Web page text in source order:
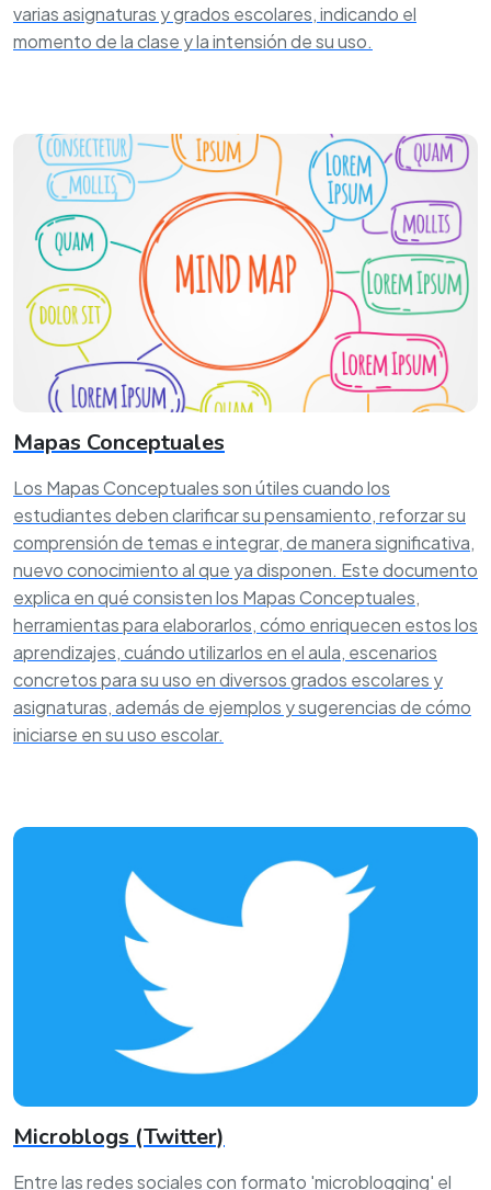
varias asignaturas y grados escolares, indicando el
momento de la clase y la intensión de su uso.
Mapas Conceptuales
Los Mapas Conceptuales son útiles cuando los
estudiantes deben clarificar su pensamiento, reforzar su
comprensión de temas e integrar, de manera significativa,
nuevo conocimiento al que ya disponen. Este documento
explica en qué consisten los Mapas Conceptuales,
herramientas para elaborarlos, cómo enriquecen estos los
aprendizajes, cuándo utilizarlos en el aula, escenarios
concretos para su uso en diversos grados escolares y
asignaturas, además de ejemplos y sugerencias de cómo
iniciarse en su uso escolar.
Microblogs (Twitter)
Entre las redes sociales con formato 'microblogging' el